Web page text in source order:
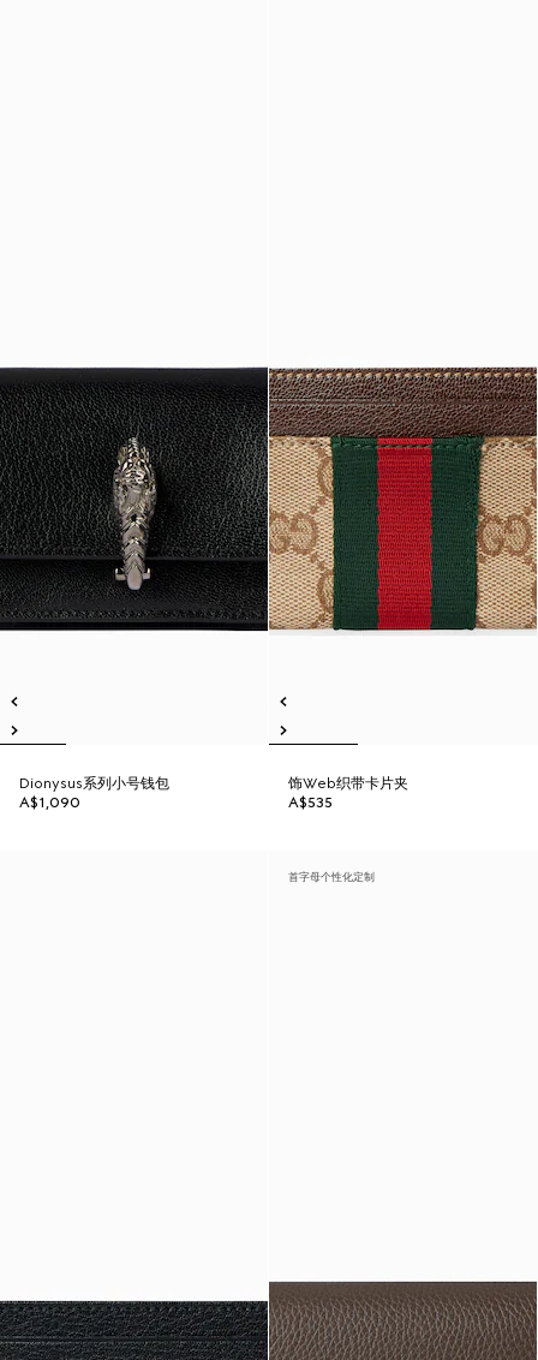
Dionysus系列小号钱包
A$1,090
饰Web织带卡片夹
A$535
首字母个性化定制